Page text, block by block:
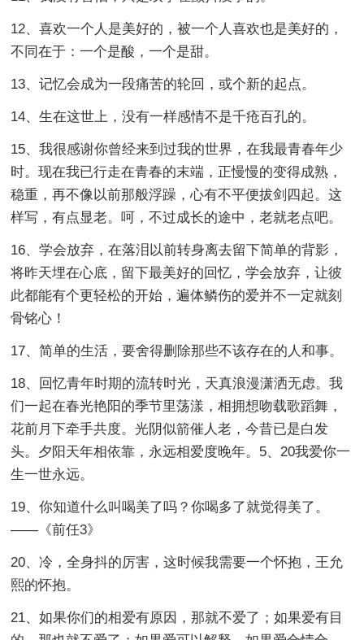
12、喜欢一个人是美好的，被一个人喜欢也是美好的，
不同在于：一个是酸，一个是甜。
13、记忆会成为一段痛苦的轮回，或个新的起点。
14、生在这世上，没有一样感情不是千疮百孔的。
15、我很感谢你曾经来到过我的世界，在我最青春年少
时。现在我已行走在青春的末端，正慢慢的变得成熟，
稳重，再不像以前那般浮躁，心有不平便拔剑四起。这
样写，有点显老。呵，不过成长的途中，老就老点吧。
16、学会放弃，在落泪以前转身离去留下简单的背影，
将昨天埋在心底，留下最美好的回忆，学会放弃，让彼
此都能有个更轻松的开始，遍体鳞伤的爱并不一定就刻
骨铭心！
17、简单的生活，要舍得删除那些不该存在的人和事。
18、回忆青年时期的流转时光，天真浪漫潇洒无虑。我
们一起在春光艳阳的季节里荡漾，相拥想吻载歌蹈舞，
花前月下牵手共度。光阴似箭催人老，今昔已是白发
头。夕阳天年相依靠，永远相爱度晚年。5、20我爱你一
生一世永远。
19、你知道什么叫喝美了吗？你喝多了就觉得美了。
——《前任3》
20、冷，全身抖的厉害，这时候我需要一个怀抱，王允
熙的怀抱。
21、如果你们的相爱有原因，那就不爱了；如果爱有目